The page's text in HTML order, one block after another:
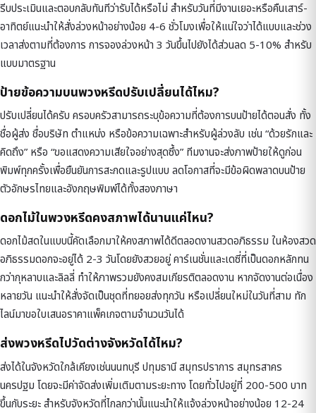
รีบประเมินและตอบกลับทันทีว่ารับได้หรือไม่ สำหรับวันที่มีงานเยอะหรือคืนเสาร์-
อาทิตย์แนะนำให้สั่งล่วงหน้าอย่างน้อย 4-6 ชั่วโมงเพื่อให้แน่ใจว่าได้แบบและช่วง
เวลาส่งตามที่ต้องการ การจองล่วงหน้า 3 วันขึ้นไปยังได้ส่วนลด 5-10% สำหรับ
แบบมาตรฐาน
ป้ายข้อความบนพวงหรีดปรับเปลี่ยนได้ไหม?
ปรับเปลี่ยนได้ครับ ครอบครัวสามารถระบุข้อความที่ต้องการบนป้ายได้ตอนสั่ง ทั้ง
ชื่อผู้ส่ง ชื่อบริษัท ตำแหน่ง หรือข้อความเฉพาะสำหรับผู้ล่วงลับ เช่น “ด้วยรักและ
คิดถึง” หรือ “ขอแสดงความเสียใจอย่างสุดซึ้ง” ทีมงานจะส่งภาพป้ายให้ดูก่อน
พิมพ์ทุกครั้งเพื่อยืนยันการสะกดและรูปแบบ ลดโอกาสที่จะมีข้อผิดพลาดบนป้าย
ตัวอักษรไทยและอังกฤษพิมพ์ได้ทั้งสองภาษา
ดอกไม้ในพวงหรีดคงสภาพได้นานแค่ไหน?
ดอกไม้สดในแบบนี้คัดเลือกมาให้คงสภาพได้ดีตลอดงานสวดอภิธรรม ในห้องสวด
อภิธรรมดอกจะอยู่ได้ 2-3 วันโดยยังสวยอยู่ คาร์เนชั่นและเดซี่ที่เป็นดอกหลักทน
กว่ากุหลาบและลิลลี่ ทำให้ภาพรวมยังคงสมเกียรติตลอดงาน หากจัดงานต่อเนื่อง
หลายวัน แนะนำให้สั่งจัดเป็นชุดที่ทยอยส่งทุกวัน หรือเปลี่ยนใหม่ในวันที่สาม ทัก
ไลน์มาขอใบเสนอราคาแพ็คเกจตามจำนวนวันได้
ส่งพวงหรีดไปวัดต่างจังหวัดได้ไหม?
ส่งได้ในจังหวัดใกล้เคียงเช่นนนทบุรี ปทุมธานี สมุทรปราการ สมุทรสาคร
นครปฐม โดยจะมีค่าจัดส่งเพิ่มเติมตามระยะทาง โดยทั่วไปอยู่ที่ 200-500 บาท
ขึ้นกับระยะ สำหรับจังหวัดที่ไกลกว่านั้นแนะนำให้แจ้งล่วงหน้าอย่างน้อย 12-24